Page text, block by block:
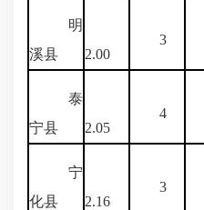
明
溪县
2.00
3
泰
宁县
2.05
4
宁
化县
2.16
3